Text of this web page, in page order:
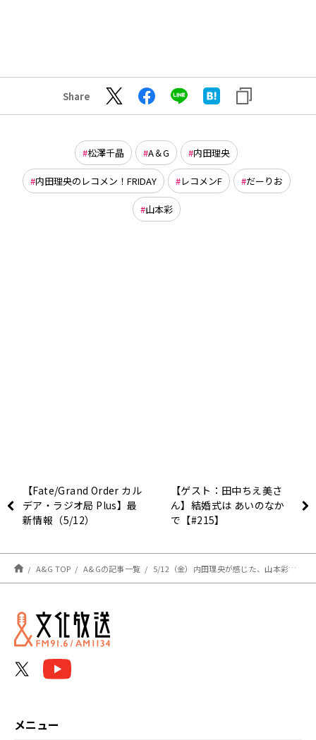
Share
松澤千晶 A＆G 内田理央
内田理央のレコメン！FRIDAY レコメンF だーりお
山本彩
【Fate/Grand Order カル
デア・ラジオ局 Plus】最
新情報（5/12）
【ゲスト：田中ちえ美さ
ん】結婚式は あいのなか
で【#215】
A&G TOP A&Gの記事一覧 5/12（金）内田理央が感じた、山本彩の二面性とは？
メニュー